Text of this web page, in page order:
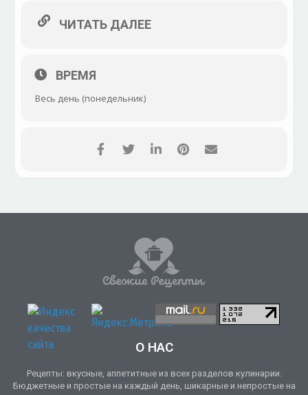
ЧИТАТЬ ДАЛЕЕ
ВРЕМЯ
Весь день (понедельник)
О НАС
Рецепты: вкусные, аппетитные из всех разделов кулинарии.
Бюджетные и простые на каждый день, шикарные и непростые на